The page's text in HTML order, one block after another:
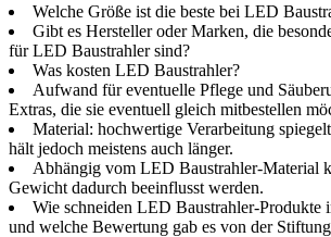
Welche Größe ist die beste bei LED
Gibt es Hersteller oder Marken, die
für LED Baustrahler sind?
Was kosten LED Baustrahler?
Aufwand für eventuelle Pflege und
Extras, die sie eventuell gleich mitbestellen
Material: hochwertige Verarbeitung
hält jedoch meistens auch länger.
Abhängig vom LED Baustrahler-Material
Gewicht dadurch beeinflusst werden.
Wie schneiden LED Baustrahler-Produkte
und welche Bewertung gab es von der